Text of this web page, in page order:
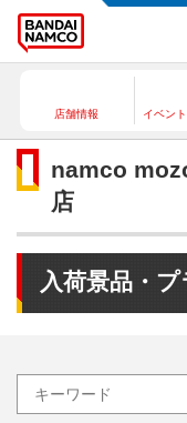
店舗情報 イベン
namco
店
入荷景品・